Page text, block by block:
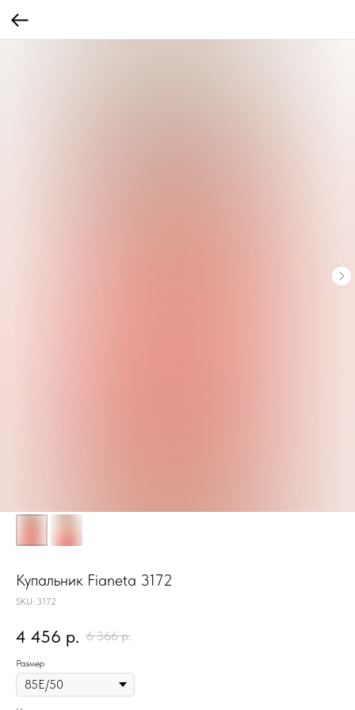
Купальник Fianeta 3172
SKU: 3172
4 456 р. 6 366 р.
Размер